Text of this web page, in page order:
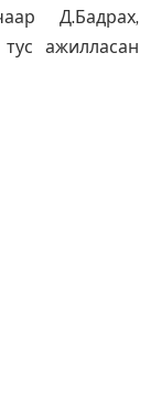
Д.Бадрах,
ажилласан